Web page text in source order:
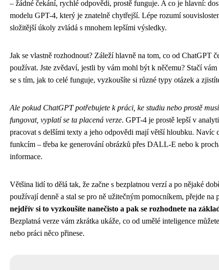
– žádné čekání, rychlé odpovědi, prostě funguje. A co je hlavní:
modelu GPT-4, který je znatelně chytřejší. Lépe rozumí
složitější úkoly zvládá s mnohem lepšími výsledky.
Jak se vlastně rozhodnout? Záleží hlavně na tom, co od ChatGPT
používat. Jste zvědaví, jestli by vám mohl být k něčemu? Stačí vám
se s tím, jak to celé funguje, vyzkoušíte si různé typy otázek a
Ale pokud ChatGPT potřebujete k práci, ke studiu nebo prostě
fungovat, vyplatí se ta placená verze. GPT-4 je prostě lepší v
pracovat s delšími texty a jeho odpovědi mají větší hloubku. Navíc
funkcím – třeba ke generování obrázků přes DALL-E nebo k
informace.
Většina lidí to dělá tak, že začne s bezplatnou verzí a po nějaké
používají denně a stal se pro ně užitečným pomocníkem, přejde na
nejdřív si to vyzkoušíte nanečisto a pak se rozhodnete na
Bezplatná verze vám zkrátka ukáže, co od umělé inteligence
nebo práci něco přinese.